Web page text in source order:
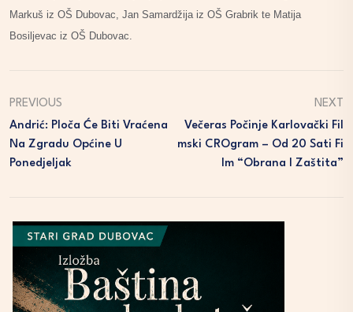
Markuš iz OŠ Dubovac, Jan Samardžija iz OŠ Grabrik te Matija
Bosiljevac iz OŠ Dubovac.
PREVIOUS
Andrić: Ploča Će Biti Vraćena
Na Zgradu Općine U
Ponedjeljak
NEXT
Večeras Počinje Karlovački Fil
Mski CROgram – Od 20 Sati Fi
Lm “Obrana I Zaštita”